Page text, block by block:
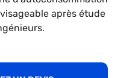
après étude